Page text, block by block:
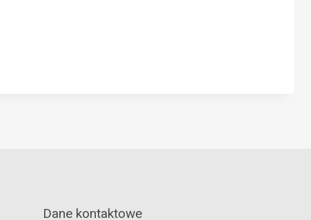
Dane kontaktowe